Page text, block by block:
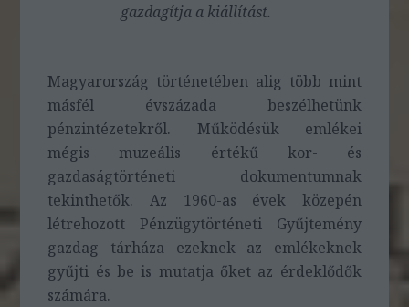
gazdagítja a kiállítást.
Magyarország történetében alig több mint
másfél évszázada beszélhetünk
pénzintézetekről. Működésük emlékei
mégis muzeális értékű kor- és
gazdaságtörténeti dokumentumnak
tekinthetők. Az 1960-as évek közepén
létrehozott Pénzügytörténeti Gyűjtemény
gazdag tárháza ezeknek az emlékeknek
gyűjti és be is mutatja őket az érdeklődők
számára.